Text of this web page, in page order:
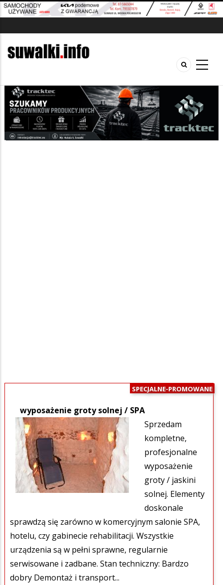
Ogłoszenia / Budownictwo
Szukana fraza w ogłoszeniach
wyposażenie groty solnej / SPA
SPECJALNE-PROMOWANE
Sprzedam
kompletne,
profesjonalne
wyposażenie
groty / jaskini
solnej. Elementy
doskonale
sprawdzą się zarówno w komercyjnym salonie SPA,
hotelu, czy gabinecie rehabilitacji. Wszystkie
urządzenia są w pełni sprawne, regularnie
serwisowane i zadbane. Stan techniczny: Bardzo
dobry Demontaż i transport...